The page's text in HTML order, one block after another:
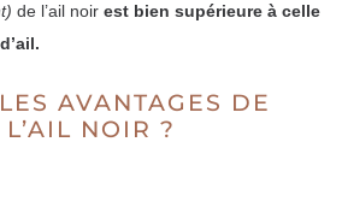
de l’ail noir est bien supérieure à celle
AVANTAGES DE
NOIR ?